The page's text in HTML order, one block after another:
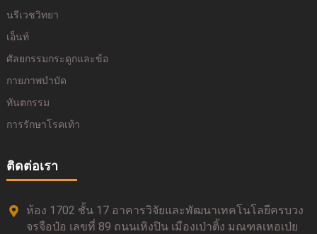
นรีเวชวิทยา
เอ็นท์
ศัลยกรรมกระดูกและข้อ
กายภาพบำบัด
ทันตกรรม
การรักษาโรคเท้า
ติดต่อเรา
ห้อง 1702 ชั้น 17 อาคารวิจัยและพัฒนาเทคโนโลยีครบวง
จรจือป๋อ เลขที่ 89 ถนนเหิงปิน เมืองเป่าติ้ง มณฑลเหอเป่ย